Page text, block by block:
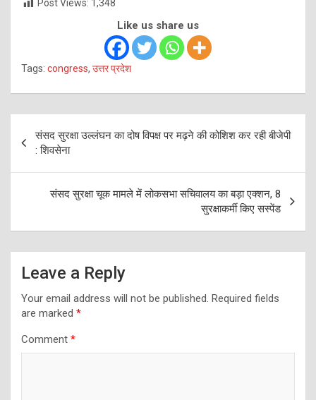
Post Views: 1,348
Like us share us
Tags: congress, उत्तर प्रदेश
navigation
संसद सुरक्षा उल्लंघन का दोष विपक्ष पर मढ़ने की कोशिश कर रही बीजेपी
: शिवसेना
संसद सुरक्षा चूक मामले में लोकसभा सचिवालय का बड़ा एक्शन, 8
सुरक्षाकर्मी किए सस्पेंड
Leave a Reply
Your email address will not be published. Required fields
are marked *
Comment *